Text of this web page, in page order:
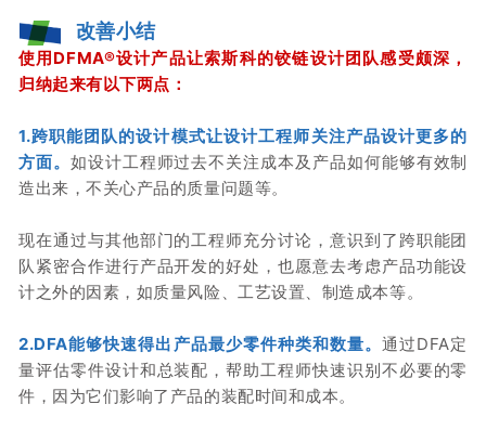
改善小结
使用DFMA®设计产品让索斯科的铰链设计团队感受颇深，
归纳起来有以下两点：
1.跨职能团队的设计模式让设计工程师关注产品设计更多的
方面。 如设计工程师过去不关注成本及产品如何能够有效制
造出来，不关心产品的质量问题等。
现在通过与其他部门的工程师充分讨论，意识到了跨职能团
队紧密合作进行产品开发的好处，也愿意去考虑产品功能设
计之外的因素，如质量风险、工艺设置、制造成本等。
2.DFA能够快速得出产品最少零件种类和数量。通过DFA定
量评估零件设计和总装配，帮助工程师快速识别不必要的零
件，因为它们影响了产品的装配时间和成本。